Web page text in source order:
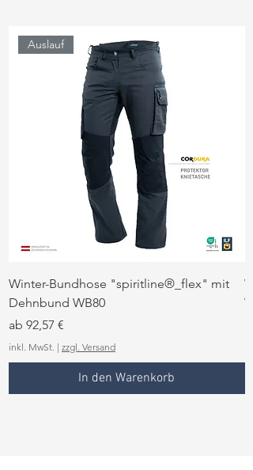
Auslauf
Winter-Bundhose "spiritline®_flex" mit
Dehnbund WB80
ab 92,57 €
Sale-Preis
inkl. MwSt. | zzgl. Versand
In den Warenkorb